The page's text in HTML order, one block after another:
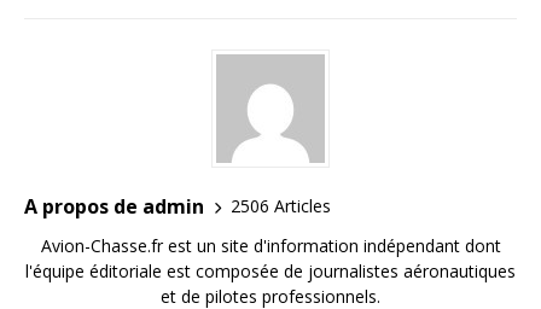
A propos de admin
2506 Articles
Avion-Chasse.fr est un site d'information indépendant dont
l'équipe éditoriale est composée de journalistes aéronautiques
et de pilotes professionnels.